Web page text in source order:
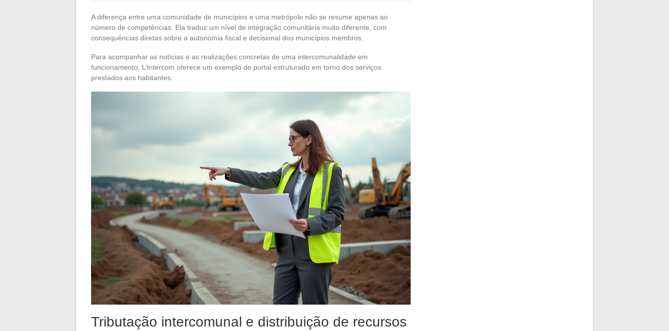
A diferença entre uma comunidade de municípios e uma metrópole não se resume apenas ao
número de competências. Ela traduz um nível de integração comunitária muito diferente, com
consequências diretas sobre a autonomia fiscal e decisional dos municípios membros.
Para acompanhar as notícias e as realizações concretas de uma intercomunalidade em
funcionamento, L’Intercom oferece um exemplo de portal estruturado em torno dos serviços
prestados aos habitantes.
Tributação intercomunal e distribuição de recursos